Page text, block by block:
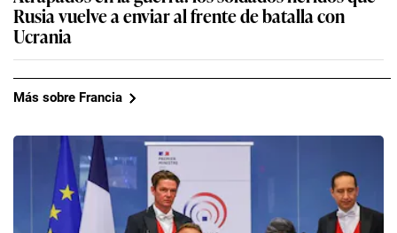
Rusia vuelve a enviar al frente de batalla con
Ucrania
Más sobre Francia